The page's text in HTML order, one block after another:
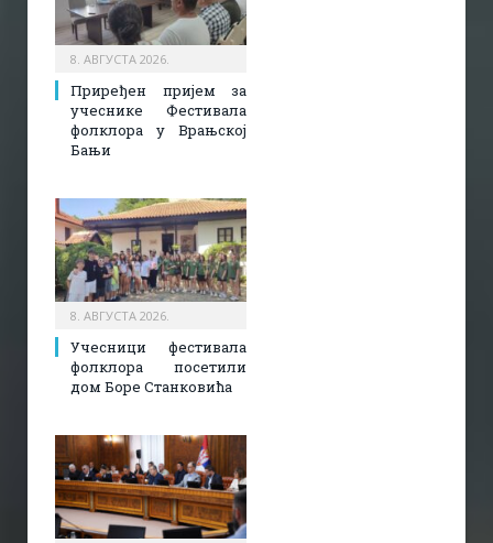
8. АВГУСТА 2026.
Приређен пријем за
учеснике Фестивала
фолклора у Врањској
Бањи
8. АВГУСТА 2026.
Учесници фестивала
фолклора посетили
дом Боре Станковића